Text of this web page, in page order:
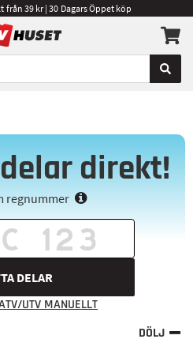
från 39 kr | 30 Dagars Öppet köp
direkt!
regnummer
DELAR
UTV MANUELLT
DÖLJ